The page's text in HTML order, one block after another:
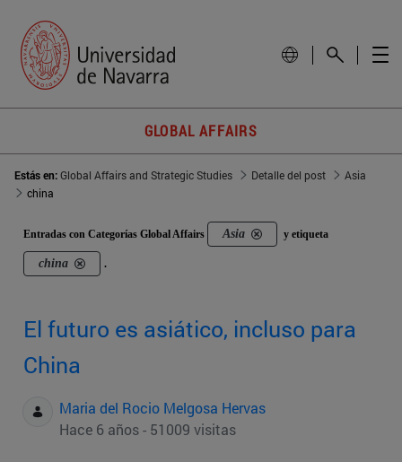
GLOBAL AFFAIRS
Estás en:Global Affairs and Strategic Studies Detalle del post
Asia
china
Entradas con Categorías Global Affairs Asia y etiqueta
china .
El futuro es asiático, incluso para
China
Maria del Rocio Melgosa Hervas
Hace 6 años - 51009 visitas